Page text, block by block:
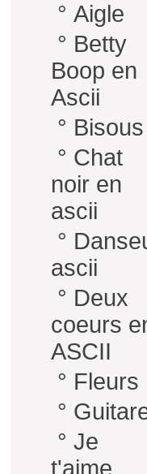
° Aigle
° Betty
Boop en
Ascii
° Bisous
° Chat
noir en
ascii
°
ascii
° Deux
coeurs
ASCII
° Fleurs
°
° Je
t'aime